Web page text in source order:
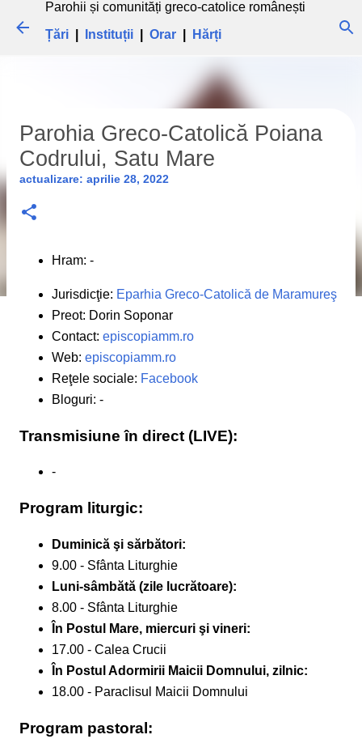
Parohii și comunități greco-catolice românești
Țări
Instituții Orar Hărți
Parohia Greco-Catolică Poiana
Codrului, Satu Mare
actualizare: aprilie 28, 2022
Hram: -
Jurisdicţie: Eparhia Greco-Catolică de Maramureş
Preot: Dorin Soponar
Contact: episcopiamm.ro
Web: episcopiamm.ro
Reţele sociale: Facebook
Bloguri: -
Transmisiune în direct (LIVE):
-
Program liturgic:
Duminică şi sărbători:
9.00 - Sfânta Liturghie
Luni-sâmbătă (zile lucrătoare):
8.00 - Sfânta Liturghie
În Postul Mare, miercuri şi vineri:
17.00 - Calea Crucii
În Postul Adormirii Maicii Domnului, zilnic:
18.00 - Paraclisul Maicii Domnului
Program pastoral: